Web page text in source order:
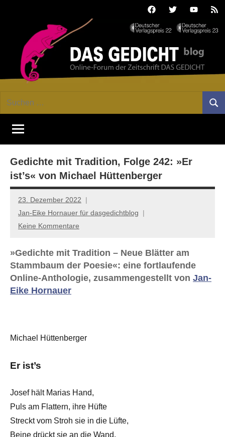
FacebookTwitterYoutube
GEDICHT
blog
Forum
von
DAS
Lyrik,
Essay
Suchen
Gedichte mit Tradition, Folge 242: »Er
ist’s« von Michael Hüttenberger
23. Dezember 2022
Jan-Eike Hornauer für dasgedichtblog
Keine Kommentare
»Gedichte mit Tradition – Neue Blätter am
Stammbaum der Poesie«: eine fortlaufende
Online-Anthologie, zusammengestellt von Jan-
Eike Hornauer
Michael Hüttenberger
Er ist’s
Josef hält Marias Hand,
Puls am Flattern, ihre Hüfte
Streckt vom Stroh sie in die Lüfte,
Beine drückt sie an die Wand.